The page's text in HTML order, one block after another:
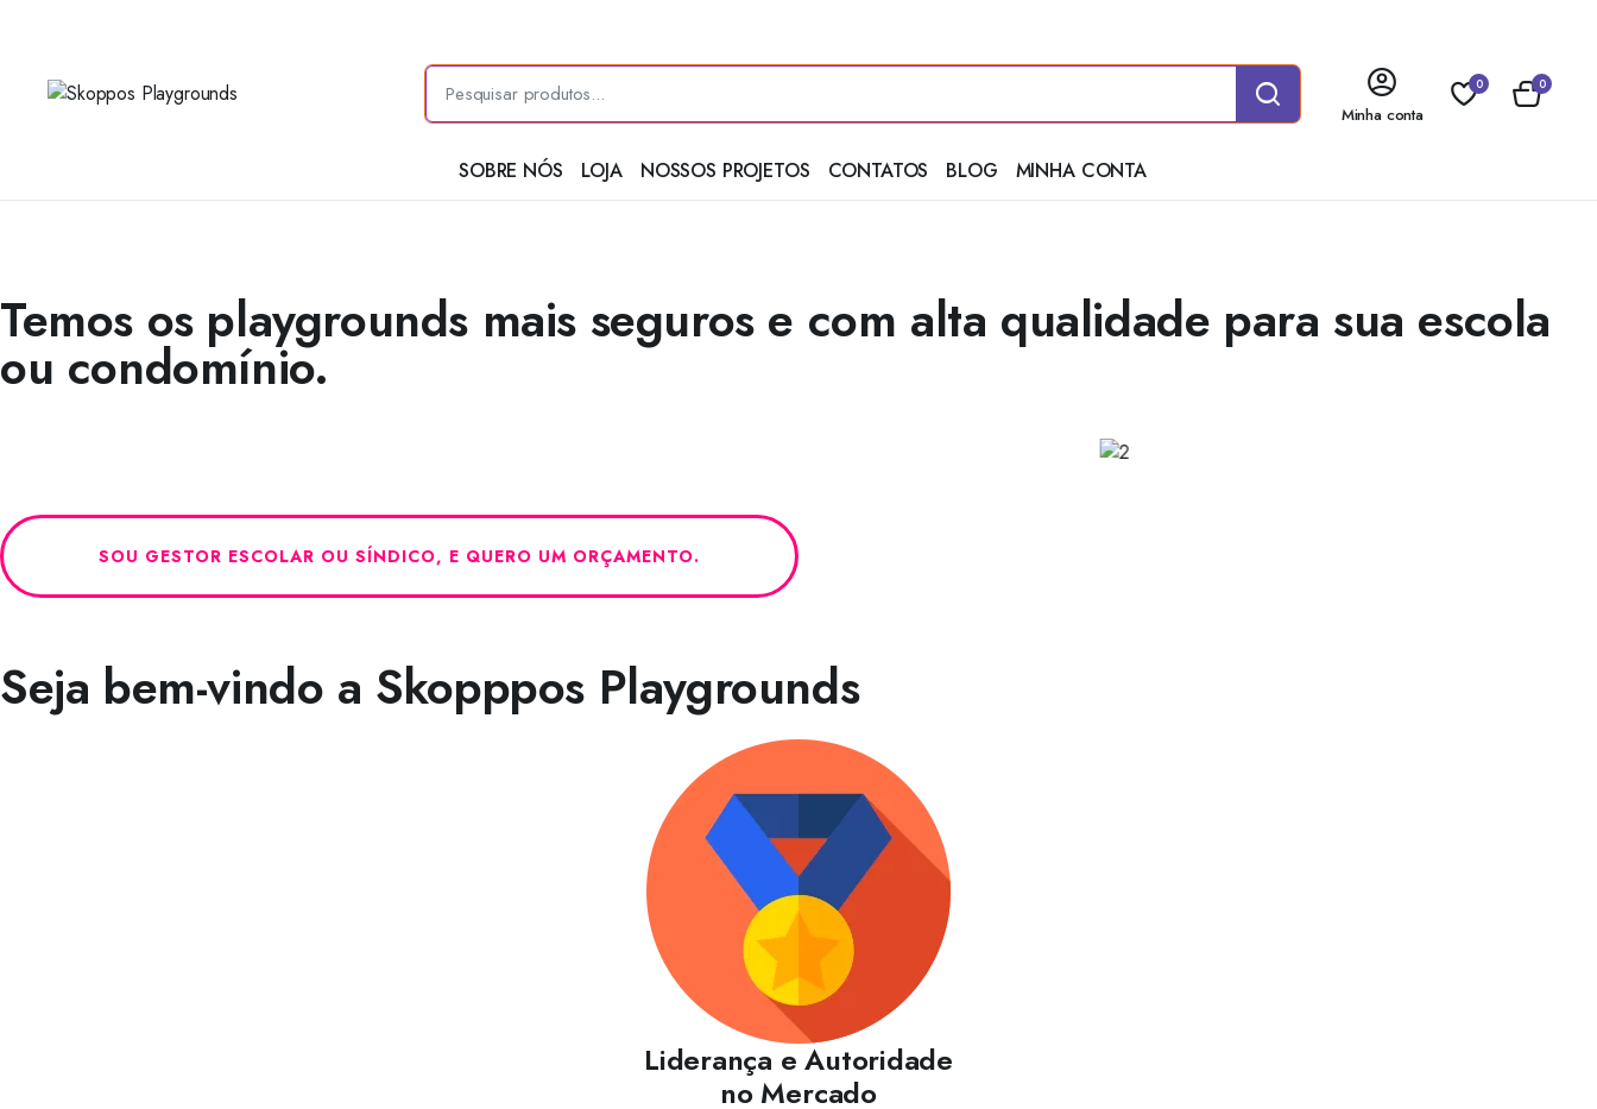
Minha conta
0 0
SOBRE NÓS LOJA NOSSOS PROJETOS CONTATOS BLOG MINHA CONTA
Temos os playgrounds mais seguros e com alta qualidade para sua escola
ou condomínio.
SOU GESTOR ESCOLAR OU SÍNDICO, E QUERO UM ORÇAMENTO.
Seja bem-vindo a Skopppos Playgrounds
Liderança e Autoridade
no Mercado